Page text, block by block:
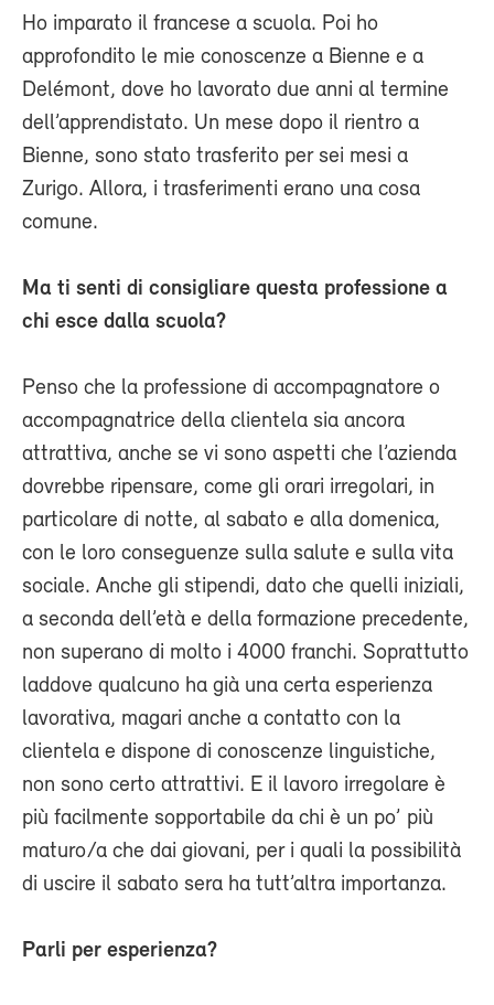
Ho imparato il francese a scuola. Poi ho
approfondito le mie conoscenze a Bienne e a
Delémont, dove ho lavorato due anni al termine
dell’apprendistato. Un mese dopo il rientro a
Bienne, sono stato trasferito per sei mesi a
Zurigo. Allora, i trasferimenti erano una cosa
comune.
Ma ti senti di consigliare questa professione a
chi esce dalla scuola?
Penso che la professione di accompagnatore o
accompagnatrice della clientela sia ancora
attrattiva, anche se vi sono aspetti che l’azienda
dovrebbe ripensare, come gli orari irregolari, in
particolare di notte, al sabato e alla domenica,
con le loro conseguenze sulla salute e sulla vita
sociale. Anche gli stipendi, dato che quelli iniziali,
a seconda dell’età e della formazione precedente,
non superano di molto i 4000 franchi. Soprattutto
laddove qualcuno ha già una certa esperienza
lavorativa, magari anche a contatto con la
clientela e dispone di conoscenze linguistiche,
non sono certo attrattivi. E il lavoro irregolare è
più facilmente sopportabile da chi è un po’ più
maturo/a che dai giovani, per i quali la possibilità
di uscire il sabato sera ha tutt’altra importanza.
Parli per esperienza?